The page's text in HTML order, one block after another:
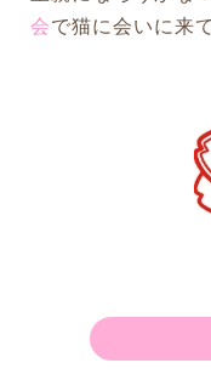
会で猫に会いに来